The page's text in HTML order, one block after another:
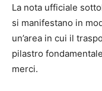
La nota ufficiale
si manifestano in
un’area in cui il
pilastro
merci.